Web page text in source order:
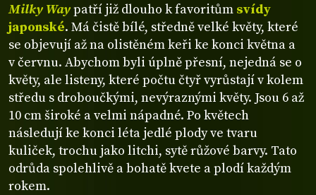
Milky Waypatří již dlouho k favoritům svídy
japonské. Má čistě bílé, středně velké květy, které
se objevují až na olistěném keři ke konci května a
v červnu. Abychom byli úplně přesní, nejedná se o
květy, ale listeny, které počtu čtyř vyrůstají v kolem
středu s droboučkými, nevýraznými květy. Jsou 6 až
10 cm široké a velmi nápadné. Po květech
následují ke konci léta jedlé plody ve tvaru
kuliček, trochu jako litchi, sytě růžové barvy. Tato
odrůda spolehlivě a bohatě kvete a plodí každým
rokem.